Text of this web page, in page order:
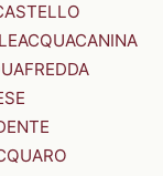
ACQUACANINA